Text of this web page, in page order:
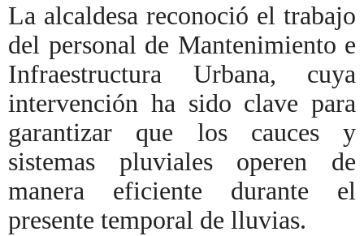
La alcaldesa reconoció el trabajo
del personal de Mantenimiento e
Infraestructura Urbana, cuya
intervención ha sido clave para
garantizar que los cauces y
sistemas pluviales operen de
manera eficiente durante el
presente temporal de lluvias.